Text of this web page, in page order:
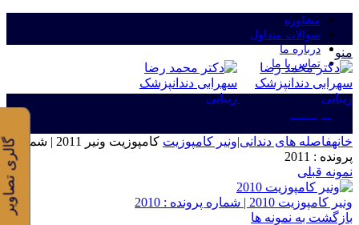
مشاوره
سوالات متداول
درباره ما
تماس با ما
منو
خانهفاصله های دندانی|ونیر کامپوزیت
کامپوزیت ونیر 2011 | شماره
پرونده : 2011
نمونه قبلی
ونیر کامپوزیت 2010 | شماره پرونده : 2010
بازگشت به نمونه ها
گالری تصاویر